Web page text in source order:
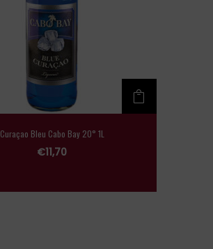
Curaçao Bleu Cabo Bay 20° 1L
€11,70